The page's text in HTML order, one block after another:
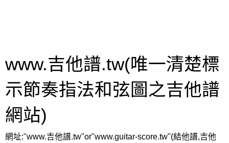
www.吉他譜.tw(唯一清楚標
示節奏指法和弦圖之吉他譜
網站)
網址:"www.吉他譜.tw"or"www.guitar-score.tw"(結他譜,吉他